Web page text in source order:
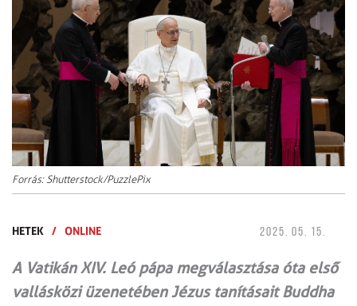
Forrás: Shutterstock/PuzzlePix
HETEK / ONLINE 2025. 05. 15.
A Vatikán XIV. Leó pápa megválasztása óta első
vallásközi üzenetében Jézus tanításait Buddha